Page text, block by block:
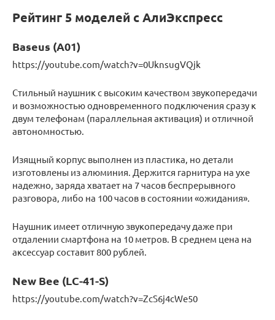
Рейтинг 5 моделей с АлиЭкспресс
Baseus (A01)
https://youtube.com/watch?v=0UknsugVQjk
Стильный наушник с высоким качеством звукопередачи
и возможностью одновременного подключения сразу к
двум телефонам (параллельная активация) и отличной
автономностью.
Изящный корпус выполнен из пластика, но детали
изготовлены из алюминия. Держится гарнитура на ухе
надежно, заряда хватает на 7 часов беспрерывного
разговора, либо на 100 часов в состоянии «ожидания».
Наушник имеет отличную звукопередачу даже при
отдалении смартфона на 10 метров. В среднем цена на
аксессуар составит 800 рублей.
New Bee (LC-41-S)
https://youtube.com/watch?v=ZcS6j4cWe50